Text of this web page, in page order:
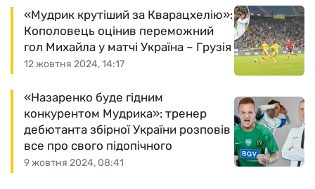
12 жовтня 2024, 14:17
«Мудрик крутіший за Кварацхелію»:
Кополовець оцінив переможний
гол Михайла у матчі Україна – Грузія
9 жовтня 2024, 08:41
«Назаренко буде гідним
конкурентом Мудрика»: тренер
дебютанта збірної України розповів
все про свого підопічного